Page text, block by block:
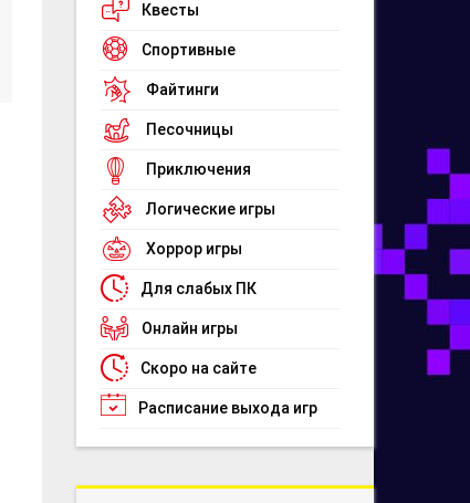
Квесты
Спортивные
Файтинги
Песочницы
Приключения
Логические игры
Хоррор игры
Для слабых ПК
Онлайн игры
Скоро на сайте
Расписание выхода игр